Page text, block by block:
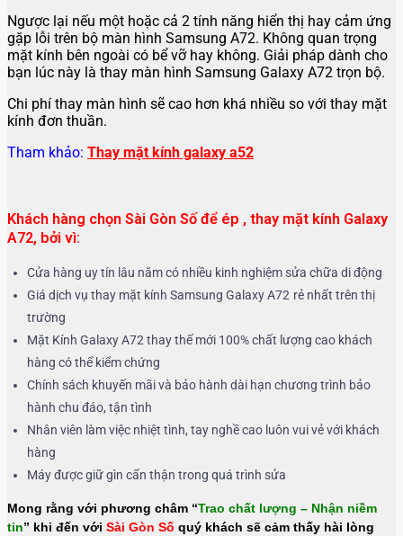
Ngược lại nếu một hoặc cả 2 tính năng hiển thị hay cảm ứng
gặp lỗi trên bộ màn hình Samsung A72. Không quan trọng
mặt kính bên ngoài có bể vỡ hay không. Giải pháp dành cho
bạn lúc này là thay màn hình Samsung Galaxy A72 trọn bộ.
Chi phí thay màn hình sẽ cao hơn khá nhiều so với thay mặt
kính đơn thuần.
Tham khảo: Thay mặt kính galaxy a52
Khách hàng chọn Sài Gòn Số để ép , thay mặt kính Galaxy
A72, bởi vì:
Cửa hàng uy tín lâu năm có nhiều kinh nghiệm sửa chữa di động
Giá dịch vụ thay mặt kính Samsung Galaxy A72 rẻ nhất trên thị
trường
Mặt Kính Galaxy A72 thay thế mới 100% chất lượng cao khách
hàng có thể kiểm chứng
Chính sách khuyến mãi và bảo hành dài hạn chương trình bảo
hành chu đáo, tận tình
Nhân viên làm việc nhiệt tình, tay nghề cao luôn vui vẻ với khách
hàng
Máy được giữ gìn cẩn thận trong quá trình sửa
Mong rằng với phương châm “Trao chất lượng – Nhận niềm
tin” khi đến với Sài Gòn Số quý khách sẽ cảm thấy hài lòng